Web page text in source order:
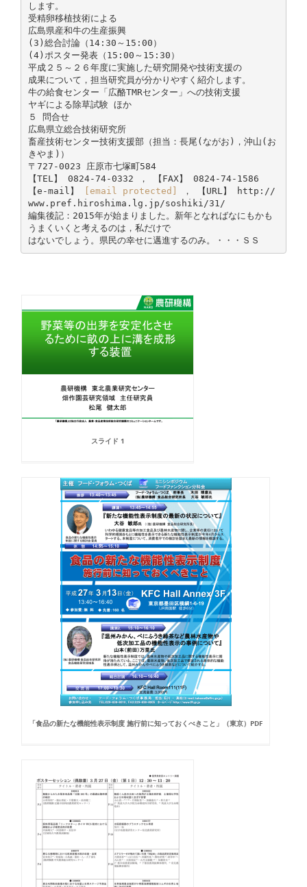
します。
受精卵移植技術による
広島県産和牛の生産振興
(3)総合討論（14:30～15:00）
(4)ポスター発表（15:00～15:30）
平成２５～２６年度に実施した研究開発や技術支援の
成果について，担当研究員が分かりやすく紹介します。
牛の給食センター「広酪TMRセンター」への技術支援
ヤギによる除草試験 ほか
５ 問合せ
広島県立総合技術研究所
畜産技術センター技術支援部（担当：長尾(ながお)，沖山(お
きやま)）
〒727-0023 庄原市七塚町584
【TEL】 0824-74-0332 ， 【FAX】 0824-74-1586
【e-mail】
[email protected]
， 【URL】 http://
www.pref.hiroshima.lg.jp/soshiki/31/
編集後記：2015年が始まりました。新年となればなにもかも
うまくいくと考えるのは，私だけで
スライド 1
「食品の新たな機能性表示制度 施行前に知っておくべきこと」（東京）PDF